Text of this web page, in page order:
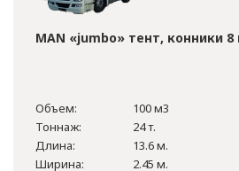
MAN «jumbo» тент, конники
Объем:
100 м3
Тоннаж:
24 т.
Длина:
13.6 м.
Ширина:
2.45 м.